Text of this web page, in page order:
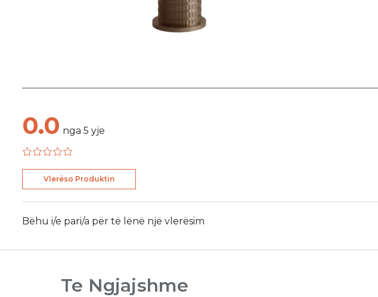
0.0 nga 5 yje
Vlerëso Produktin
Bëhu i/e pari/a për të lënë një vlerësim
Te Ngjajshme